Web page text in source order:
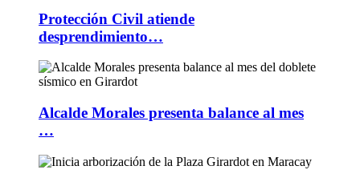
Protección Civil atiende
desprendimiento…
Alcalde Morales presenta balance al mes
…